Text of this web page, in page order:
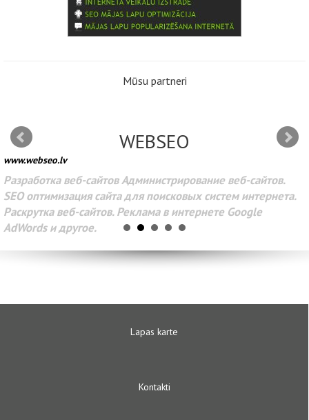
Mūsu partneri
WEBSEO
www.webseo.lv
Разработка веб-сайтов Администрирование веб-сайтов.
SEO оптимизация сайта для поисковых систем интернета.
Раскрутка веб-сайтов. Реклама в интернете Google
AdWords и другое.
Lapas karte
Kontakti